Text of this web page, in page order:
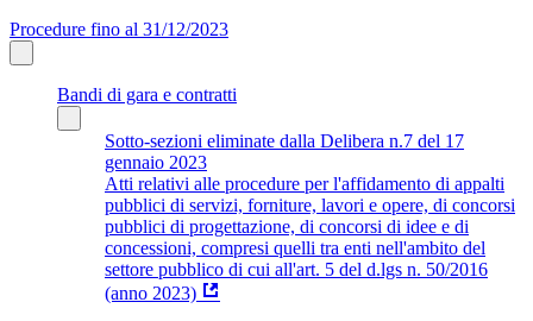
Procedure fino al 31/12/2023
Bandi di gara e contratti
Sotto-sezioni eliminate dalla Delibera n.7 del 17
gennaio 2023
Atti relativi alle procedure per l'affidamento di appalti
pubblici di servizi, forniture, lavori e opere, di concorsi
pubblici di progettazione, di concorsi di idee e di
concessioni, compresi quelli tra enti nell'ambito del
settore pubblico di cui all'art. 5 del d.lgs n. 50/2016
(anno 2023)